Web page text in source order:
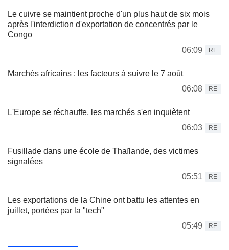
Le cuivre se maintient proche d'un plus haut de six mois
après l'interdiction d'exportation de concentrés par le
Congo
06:09
RE
Marchés africains : les facteurs à suivre le 7 août
06:08
RE
L'Europe se réchauffe, les marchés s'en inquiètent
06:03
RE
Fusillade dans une école de Thaïlande, des victimes
signalées
05:51
RE
Les exportations de la Chine ont battu les attentes en
juillet, portées par la "tech"
05:49
RE